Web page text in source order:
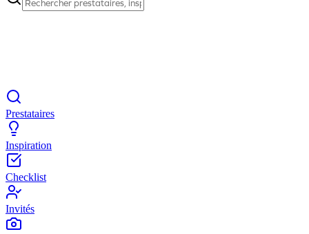
Prestataires
Inspiration
Checklist
Invités